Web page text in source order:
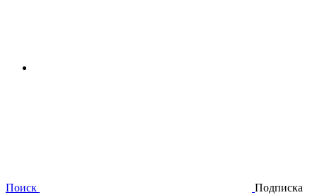
Поиск Подписка